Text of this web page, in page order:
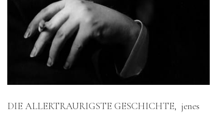
DIE ALLERTRAURIGSTE GESCHICHTE, jenes